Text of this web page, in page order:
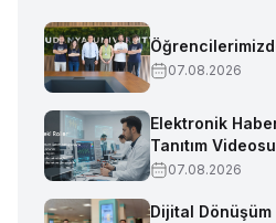
07.08.2026
Elektronik
Tanıtım Videosu
07.08.2026
Dijital